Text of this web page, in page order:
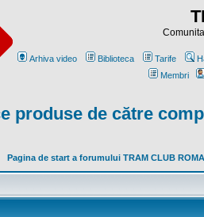
Arhiva video Biblioteca Tarife
Membri
produse de către
Pagina de start a forumului TRAM CLUB